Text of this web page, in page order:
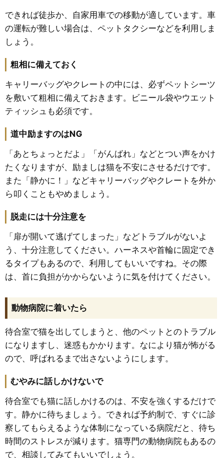
できれば徒歩か、自家用車での移動が適しています。車
の運転が難しい場合は、ペットタクシーなどを利用しま
しょう。
粗相に備えておく
キャリーバッグやクレートの中には、必ずペットシーツ
を敷いて粗相に備えておきます。ビニール袋やウエット
ティッシュも必須です。
道中励ますのはNG
「あとちょっとだよ」「がんばれ」などとつい声をかけ
たくなりますが、励ましは猫を不安にさせるだけです。
また「静かに！」などキャリーバッグやクレートを外か
ら叩くこともやめましょう。
脱走には十分注意を
「扉が開いて逃げてしまった」などトラブルがないよ
う、十分注意してください。ハーネスや首輪に固定でき
るタイプもあるので、利用してもいいですね。その際
は、首に負担がかからないように気を付けてください。
動物病院に着いたら
待合室で猫を出してしまうと、他のペットとのトラブル
になりますし、迷惑もかかります。なにより猫が怖がる
ので、呼ばれるまで出さないようにします。
むやみに話しかけないで
待合室でも猫に話しかけるのは、不安を強くするだけで
す。静かに待ちましょう。できれば予約制で、すぐに診
察してもらえるような体制になっている病院だと、待ち
時間のストレスが減ります。猫専門の動物病院もあるの
で、相談してみてもいいでしょう。